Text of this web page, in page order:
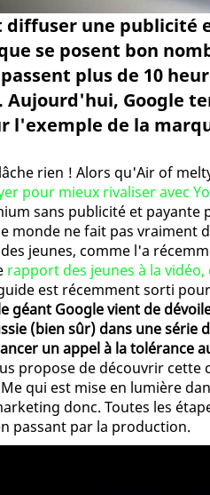
diffuser une publicité
se posent bon
passent plus de 10
Aujourd'hui, Google
l'exemple de la
rien ! Alors qu'Air of
pour mieux rivaliser avec
sans publicité et payante
monde ne fait pas vraiment
jeunes, comme l'a
rapport des jeunes à la
est récemment sorti
géant Google vient de
(bien sûr) dans une série
un appel à la tolérance
propose de découvrir cette
qui est mise en lumière
donc. Toutes les
passant par la production.